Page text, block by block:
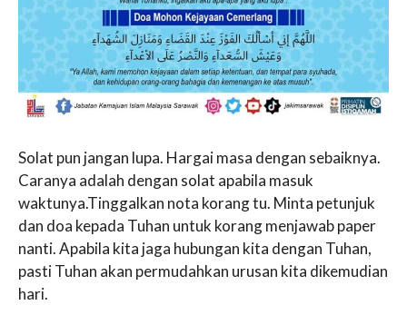
Solat pun jangan lupa. Hargai masa dengan sebaiknya.
Caranya adalah dengan solat apabila masuk
waktunya.Tinggalkan nota korang tu. Minta petunjuk
dan doa kepada Tuhan untuk korang menjawab paper
nanti. Apabila kita jaga hubungan kita dengan Tuhan,
pasti Tuhan akan permudahkan urusan kita dikemudian
hari.